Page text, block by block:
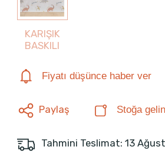
KARIŞIK
BASKILI
Fiyatı düşünce haber ver
Paylaş Stoğa
Tahmini Teslimat: 13